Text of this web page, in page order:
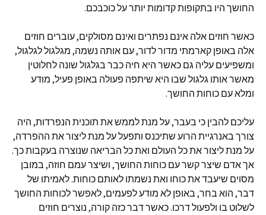
החושך היו בתקופות קדומות יותר על כוכבכם.
כאשר חוזים אלה אינם נפתרים ואינם מסולקים, עוברים חוזים
אלה באופן קארמתי מדור לדור, עם אותה נשמה, מגלגול לגלגול,
ומשפיעים עליה גם כאשר היא חיה כבר בגלגול שונה לחלוטין
מאשר אותו גלגול שבו היא שיתפה פעולה באופן פעיל, מודע
ומלא עם כוחות החושך.
עליכם להבין כי בעבר, על מנת לממש את תוכנית הנפרדות, היה
צורך באנרגיית הרוע שתיכנס ותפעל על מנת ליצור את ההפרדה,
על מנת ליצור את כל העולם ואת כל הבריאה שנוצרה בעקבות כך.
אך אדם שיצר קשר עם כוחות החושך, ושיצר עמם חוזה, במובן
מסוים שיעבד את כוחו ואת נשמתו לאותם כוחות. לאמיתו של
דבר, הוא בחר, באופן לא מודע לפעמים, לאפשר לכוחות החושך
לשלוט בו ולפעול דרכו. כאשר דבר כזה קורה, נוצרים חוזים